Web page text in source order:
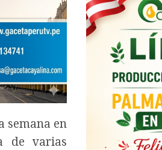
semana en
de varias